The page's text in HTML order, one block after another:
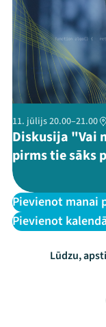
Threads
11. jūlijs 20.00–21.00
Diskusija "Vai
pirms tie sāks
Pievienot manai
Pievienot
Lūdzu,